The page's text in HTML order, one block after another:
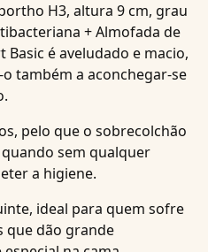
H3, altura 9 cm, grau
+ Almofada de
Basic é aveludado e macio,
também a aconchegar-se
pelo que o sobrecolchão
sem qualquer
a higiene.
ideal para quem sofre
que dão grande